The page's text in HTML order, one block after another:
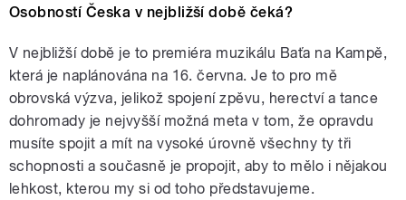
Osobností Česka v nejbližší době čeká?
V nejbližší době je to premiéra muzikálu Baťa na Kampě,
která je naplánována na 16. června. Je to pro mě
obrovská výzva, jelikož spojení zpěvu, herectví a tance
dohromady je nejvyšší možná meta v tom, že opravdu
musíte spojit a mít na vysoké úrovně všechny ty tři
schopnosti a současně je propojit, aby to mělo i nějakou
lehkost, kterou my si od toho představujeme.